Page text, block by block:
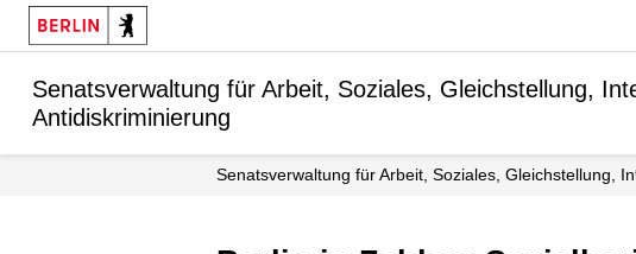
Senatsverwaltung für Arbeit, Soziales, Gleichstellung,
Antidiskriminierung
Senatsverwaltung für Arbeit, Soziales, Gleichstellung,